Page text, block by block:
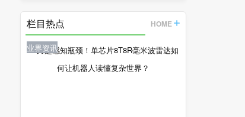
栏目热点 HOME
业界资讯